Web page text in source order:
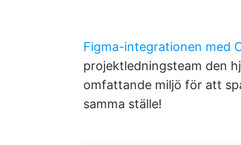
Figma-integrationen med
projektledningsteam den
omfattande miljö för att
samma ställe!